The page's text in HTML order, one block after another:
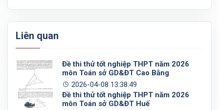
Liên quan
Đề thi thử tốt nghiệp THPT năm 2026
môn Toán sở GD&ĐT Cao Bằng
2026-04-08 13:38:49
Đề thi thử tốt nghiệp THPT năm 2026
môn Toán sở GD&ĐT Huế